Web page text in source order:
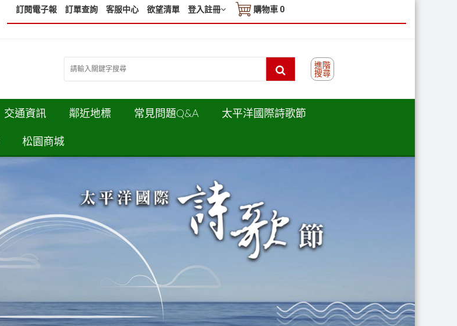
訂閱電子報 訂單查詢 客服中心 欲望清單 登入註冊 購物車 0
進階
搜尋
交通資訊 鄰近地標 常見問題Q&A 太平洋國際詩歌節
松園商城